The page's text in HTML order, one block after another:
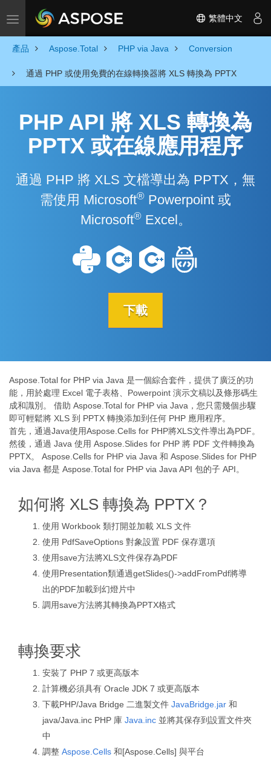
Toggle navigation 繁體中文
產品 Aspose.Total PHP via Java Conversion
通過 PHP 或使用免費的在線轉換器將 XLS 轉換為 PPTX
PHP API 將 XLS 轉換為
PPTX 或在線應用程序
通過 PHP 將 XLS 文檔導出為 PPTX，無
需使用 Microsoft® Powerpoint 或
Microsoft®Excel。
下載
Aspose.Total for PHP via Java 是一個綜合套件，提供了廣泛的功
能，用於處理 Excel 電子表格、Powerpoint 演示文稿以及條形碼生
成和識別。 借助 Aspose.Total for PHP via Java，您只需幾個步驟
即可輕鬆將 XLS 到 PPTX 轉換添加到任何 PHP 應用程序。
首先，通過Java使用Aspose.Cells for PHP將XLS文件導出為PDF。
然後，通過 Java 使用 Aspose.Slides for PHP 將 PDF 文件轉換為
PPTX。 Aspose.Cells for PHP via Java 和 Aspose.Slides for PHP
via Java 都是 Aspose.Total for PHP via Java API 包的子 API。
如何將 XLS 轉換為 PPTX？
使用 Workbook 類打開並加載 XLS 文件
使用 PdfSaveOptions 對象設置 PDF 保存選項
使用save方法將XLS文件保存為PDF
使用Presentation類通過getSlides()->addFromPdf將導
出的PDF加載到幻燈片中
調用save方法將其轉換為PPTX格式
轉換要求
安裝了 PHP 7 或更高版本
計算機必須具有 Oracle JDK 7 或更高版本
下載PHP/Java Bridge 二進製文件 JavaBridge.jar 和
java/Java.inc PHP 庫 Java.inc 並將其保存到設置文件夾
中
調整 Aspose.Cells 和[Aspose.Cells] 與平台